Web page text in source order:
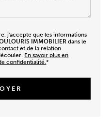
j'accepte que les informations
IMMOBILIER dans le
et de la relation
En savoir plus en
confidentialité.*